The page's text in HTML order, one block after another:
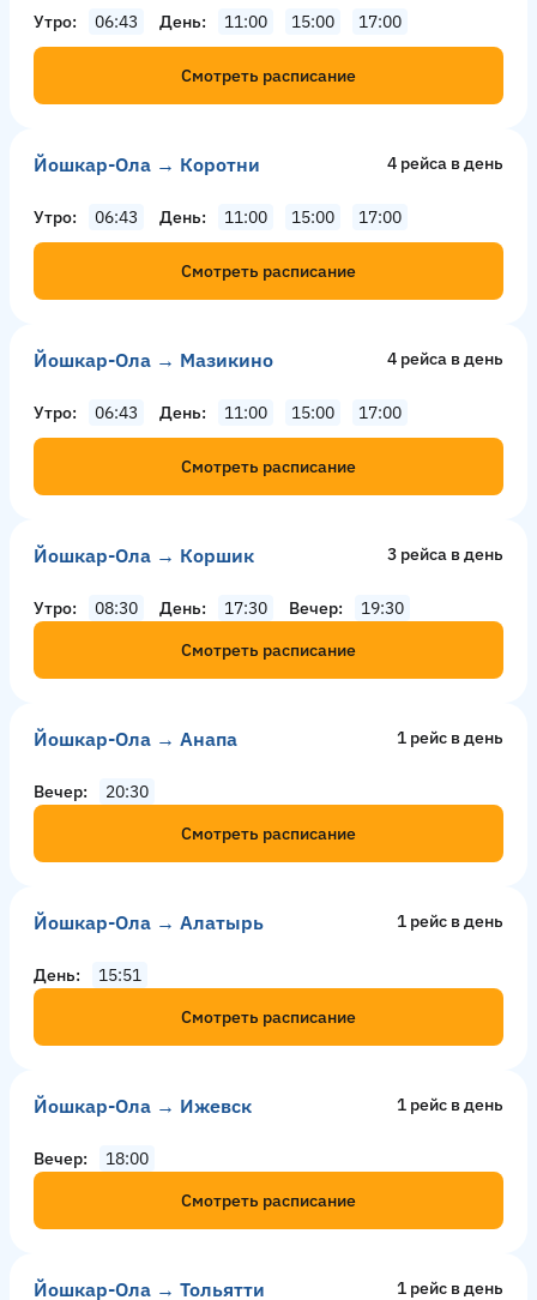
Утро 06:43 День 11:00 15:00 17:00
Смотреть расписание
Йошкар-Ола → Коротни 4 рейсa в день
Утро 06:43 День 11:00 15:00 17:00
Смотреть расписание
Йошкар-Ола → Мазикино 4 рейсa в день
Утро 06:43 День 11:00 15:00 17:00
Смотреть расписание
Йошкар-Ола → Коршик 3 рейсa в день
Утро 08:30 День 17:30 Вечер
19:30
Смотреть расписание
Йошкар-Ола → Анапа 1 рейс в день
Вечер
20:30
Смотреть расписание
Йошкар-Ола → Алатырь 1 рейс в день
День
15:51
Смотреть расписание
Йошкар-Ола → Ижевск 1 рейс в день
Вечер
18:00
Смотреть расписание
Йошкар-Ола → Тольятти 1 рейс в день